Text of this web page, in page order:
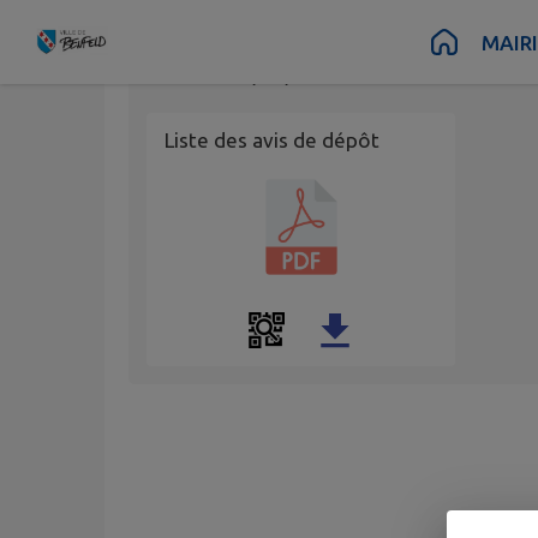
Contenu Pied de page
Liste des avis de dépôt